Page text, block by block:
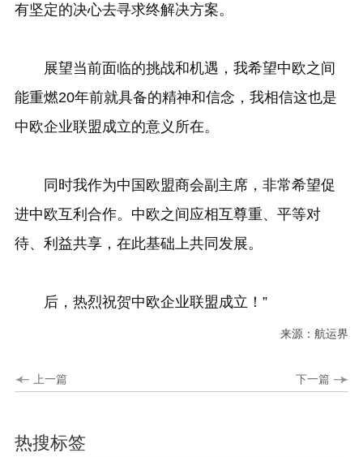
有坚定的决心去寻求终解决方案。
展望当前面临的挑战和机遇，我希望中欧之间
能重燃20年前就具备的精神和信念，我相信这也是
中欧企业联盟成立的意义所在。
同时我作为中国欧盟商会副主席，非常希望促
进中欧互利合作。中欧之间应相互尊重、平等对
待、利益共享，在此基础上共同发展。
后，热烈祝贺中欧企业联盟成立！”
来源：航运界
上一篇 下一篇
热搜标签